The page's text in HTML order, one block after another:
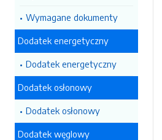
Wymagane dokumenty
Dodatek energetyczny
Dodatek energetyczny
Dodatek osłonowy
Dodatek osłonowy
Dodatek węglowy